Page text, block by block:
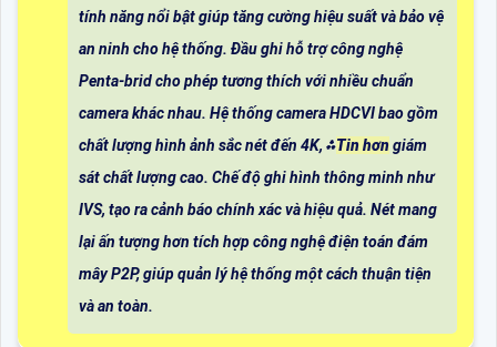
tính năng nổi bật giúp tăng cường hiệu suất và bảo vệ
an ninh cho hệ thống. Đầu ghi hỗ trợ công nghệ
Penta-brid cho phép tương thích với nhiều chuẩn
camera khác nhau. Hệ thống camera HDCVI bao gồm
chất lượng hình ảnh sắc nét đến 4K, ⁂Tin hơn giám
sát chất lượng cao. Chế độ ghi hình thông minh như
IVS, tạo ra cảnh báo chính xác và hiệu quả. Nét mang
lại ấn tượng hơn tích hợp công nghệ điện toán đám
mây P2P, giúp quản lý hệ thống một cách thuận tiện
và an toàn.